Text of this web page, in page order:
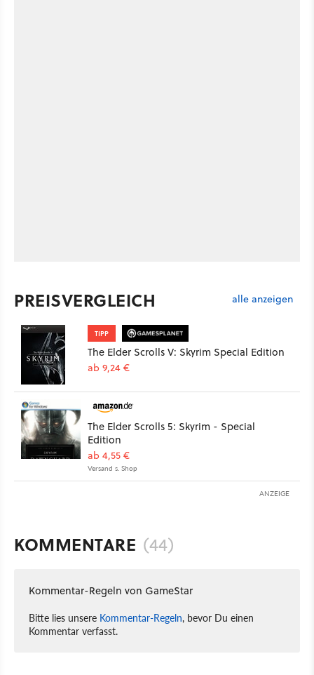
PREISVERGLEICH alle anzeigen
TIPP
The Elder Scrolls V: Skyrim Special Edition
ab 9,24 €
The Elder Scrolls 5: Skyrim - Special
Edition
ab 4,55 €
Versand s. Shop
ANZEIGE
KOMMENTARE (44)
Kommentar-Regeln von GameStar
Bitte lies unsere Kommentar-Regeln, bevor Du einen
Kommentar verfasst.